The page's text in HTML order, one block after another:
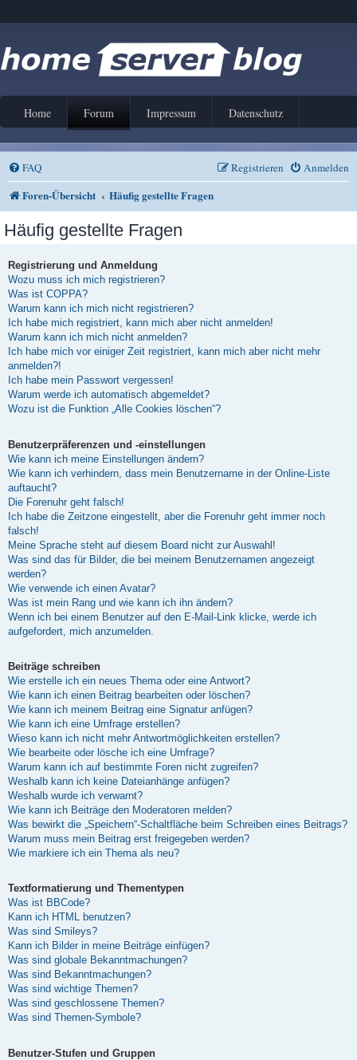
Home Forum Impressum Datenschutz
FAQ Anmelden
Registrieren
Foren-Übersicht Häufig gestellte Fragen
Häufig gestellte Fragen
Registrierung und Anmeldung
Wozu muss ich mich registrieren?
Was ist COPPA?
Warum kann ich mich nicht registrieren?
Ich habe mich registriert, kann mich aber nicht anmelden!
Warum kann ich mich nicht anmelden?
Ich habe mich vor einiger Zeit registriert, kann mich aber nicht mehr
anmelden?!
Ich habe mein Passwort vergessen!
Warum werde ich automatisch abgemeldet?
Wozu ist die Funktion „Alle Cookies löschen“?
Benutzerpräferenzen und -einstellungen
Wie kann ich meine Einstellungen ändern?
Wie kann ich verhindern, dass mein Benutzername in der Online-Liste
auftaucht?
Die Forenuhr geht falsch!
Ich habe die Zeitzone eingestellt, aber die Forenuhr geht immer noch
falsch!
Meine Sprache steht auf diesem Board nicht zur Auswahl!
Was sind das für Bilder, die bei meinem Benutzernamen angezeigt
werden?
Wie verwende ich einen Avatar?
Was ist mein Rang und wie kann ich ihn ändern?
Wenn ich bei einem Benutzer auf den E-Mail-Link klicke, werde ich
aufgefordert, mich anzumelden.
Beiträge schreiben
Wie erstelle ich ein neues Thema oder eine Antwort?
Wie kann ich einen Beitrag bearbeiten oder löschen?
Wie kann ich meinem Beitrag eine Signatur anfügen?
Wie kann ich eine Umfrage erstellen?
Wieso kann ich nicht mehr Antwortmöglichkeiten erstellen?
Wie bearbeite oder lösche ich eine Umfrage?
Warum kann ich auf bestimmte Foren nicht zugreifen?
Weshalb kann ich keine Dateianhänge anfügen?
Weshalb wurde ich verwarnt?
Wie kann ich Beiträge den Moderatoren melden?
Was bewirkt die „Speichern“-Schaltfläche beim Schreiben eines Beitrags?
Warum muss mein Beitrag erst freigegeben werden?
Wie markiere ich ein Thema als neu?
Textformatierung und Thementypen
Was ist BBCode?
Kann ich HTML benutzen?
Was sind Smileys?
Kann ich Bilder in meine Beiträge einfügen?
Was sind globale Bekanntmachungen?
Was sind Bekanntmachungen?
Was sind wichtige Themen?
Was sind geschlossene Themen?
Was sind Themen-Symbole?
Benutzer-Stufen und Gruppen